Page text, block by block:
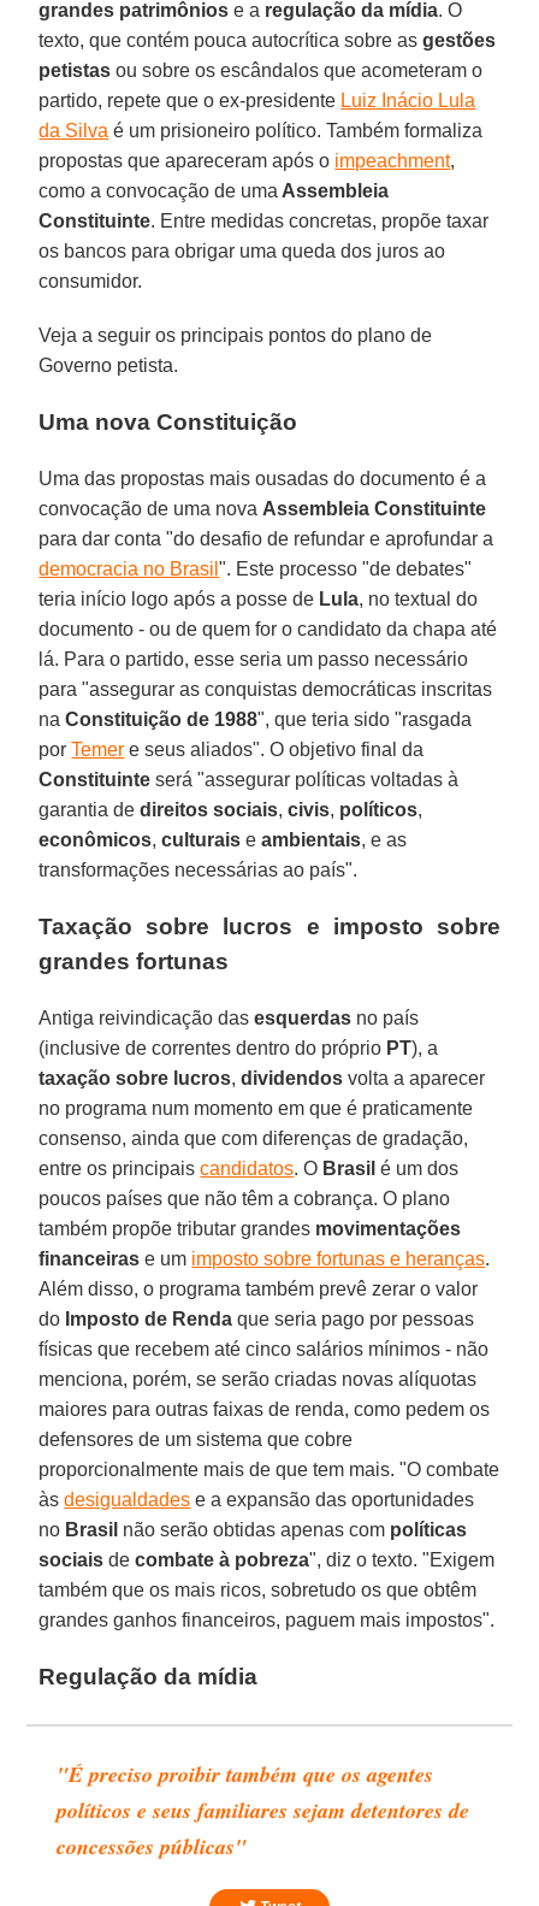
grandes patrimôniose a regulação da mídia. O
texto, que contém pouca autocrítica sobre asgestões
petistas ou sobre os escândalos que acometeram o
partido, repete que o ex-presidente Luiz Inácio Lula
da Silva é um prisioneiro político. Também formaliza
propostas que apareceram após o impeachment,
como a convocação de uma Assembleia
Constituinte. Entre medidas concretas, propõe taxar
os bancos para obrigar uma queda dos juros ao
consumidor.
Veja a seguir os principais pontos do plano de
Governo petista.
Uma nova Constituição
Uma das propostas mais ousadas do documento é a
convocação de uma nova Assembleia Constituinte
para dar conta "do desafio de refundar e aprofundar a
democracia no Brasil". Este processo "de debates"
teria início logo após a posse de Lula, no textual do
documento - ou de quem for o candidato da chapa até
lá. Para o partido, esse seria um passo necessário
para "assegurar as conquistas democráticas inscritas
naConstituição de 1988", que teria sido "rasgada
porTemer e seus aliados". O objetivo final da
Constituinte será "assegurar políticas voltadas à
garantia dedireitos sociais, civis, políticos,
econômicos, culturaise ambientais, e as
transformações necessárias ao país".
Taxação sobre lucros e imposto sobre
grandes fortunas
Antiga reivindicação dasesquerdas no país
(inclusive de correntes dentro do próprio PT), a
taxação sobre lucros, dividendos volta a aparecer
no programa num momento em que é praticamente
consenso, ainda que com diferenças de gradação,
entre os principaiscandidatos. O Brasil é um dos
poucos países que não têm a cobrança. O plano
também propõe tributar grandes movimentações
financeiras e um imposto sobre fortunas e heranças.
Além disso, o programa também prevê zerar o valor
do Imposto de Renda que seria pago por pessoas
físicas que recebem até cinco salários mínimos - não
menciona, porém, se serão criadas novas alíquotas
maiores para outras faixas de renda, como pedem os
defensores de um sistema que cobre
proporcionalmente mais de que tem mais. "O combate
àsdesigualdades e a expansão das oportunidades
no Brasil não serão obtidas apenas com políticas
sociaisde combate à pobreza", diz o texto. "Exigem
também que os mais ricos, sobretudo os que obtêm
grandes ganhos financeiros, paguem mais impostos".
Regulação da mídia
"É preciso proibir também que os agentes
políticos e seus familiares sejam detentores de
concessões públicas"